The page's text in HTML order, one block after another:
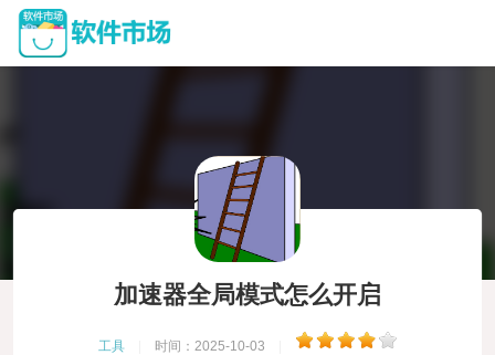
加速器全局模式怎么开启
工具 时间：2025-10-03